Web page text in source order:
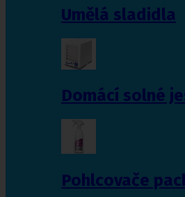
Umělá sladidla
Domácí solné
Pohlcovače